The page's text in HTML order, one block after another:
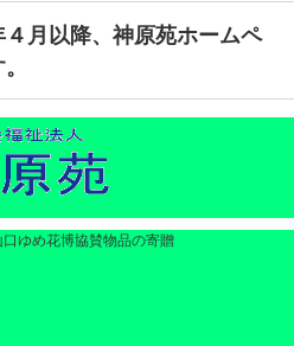
以降、神原苑ホームペ
口ゆめ花博協賛物品の寄贈